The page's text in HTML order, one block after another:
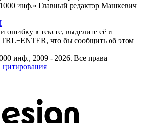
инф.» Главный редактор Машкевич
ошибку в тексте, выделите её и
что бы сообщить об этом
инф., 2009 - 2026. Все права
цитирования